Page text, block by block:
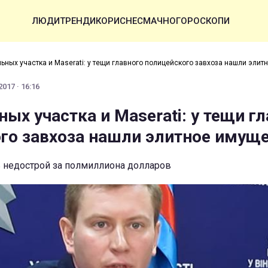
ЛЮДИТРЕНДИКОРИСНЕСМАЧНОГОРОСКОПИ
участка и Maserati: у тещи главного полицейского завхоза нашли
· 16:16
участка и Maserati: у тещи
завхоза нашли элитное
за полмиллиона долларов